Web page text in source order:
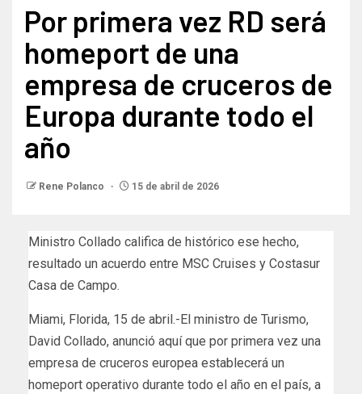
Por primera vez RD será
homeport de una
empresa de cruceros de
Europa durante todo el
año
Rene Polanco 15 de abril de 2026
Ministro Collado califica de histórico ese hecho,
resultado un acuerdo entre MSC Cruises y Costasur
Casa de Campo.
Miami, Florida, 15 de abril.-El ministro de Turismo,
David Collado, anunció aquí que por primera vez una
empresa de cruceros europea establecerá un
homeport operativo durante todo el año en el país, a